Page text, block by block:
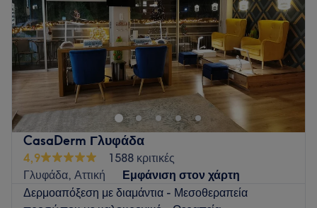
CasaDerm Γλυφάδα
4,9
1588 κριτικές
Γλυφάδα, Αττική
Εμφάνιση στον χάρτη
Δερμοαπόξεση με διαμάντια - Μεσοθεραπεία